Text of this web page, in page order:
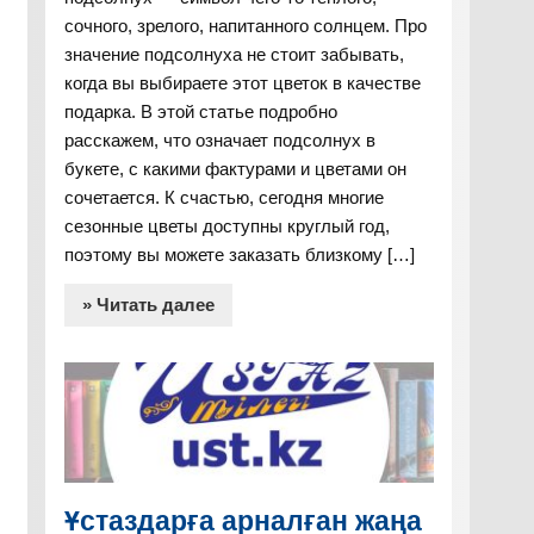
сочного, зрелого, напитанного солнцем. Про
значение подсолнуха не стоит забывать,
когда вы выбираете этот цветок в качестве
подарка. В этой статье подробно
расскажем, что означает подсолнух в
букете, с какими фактурами и цветами он
сочетается. К счастью, сегодня многие
сезонные цветы доступны круглый год,
поэтому вы можете заказать близкому […]
» Читать далее
Ұстаздарға арналған жаңа